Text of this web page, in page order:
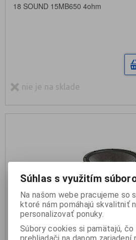
18 SOUND 15MB650 4ohm
nie je na sklade
18 SOUND 15NTLW3500 8ohm
Súhlas s využitím
Na našom webe pracujeme so
ktoré nám pomáhajú skvalitniť
personalizovať ponuky.
Súbory cookies si pamätajú, čo
prehliadači na danom